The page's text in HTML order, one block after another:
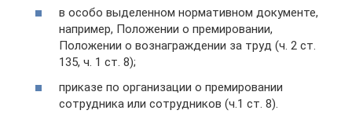
в особо выделенном нормативном документе,
например, Положении о премировании,
Положении о вознаграждении за труд (ч. 2 ст.
135, ч. 1 ст. 8);
приказе по организации о премировании
сотрудника или сотрудников (ч.1 ст. 8).